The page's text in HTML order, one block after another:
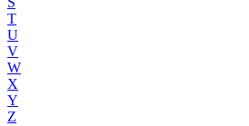
T
U
V
W
X
Y
Z